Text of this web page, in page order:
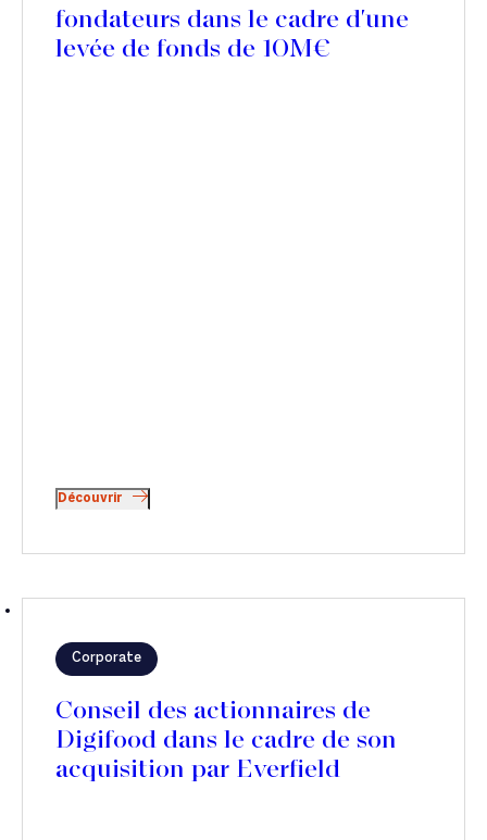
fondateurs dans le cadre d'une
levée de fonds de 10M€
Découvrir
Corporate
Conseil des actionnaires de
Digifood dans le cadre de son
acquisition par Everfield